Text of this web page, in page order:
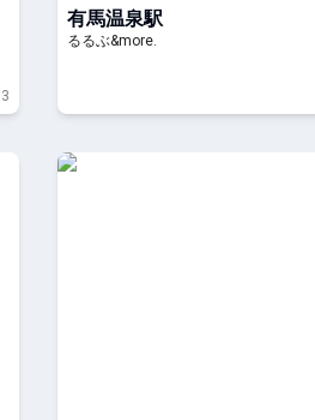
3
&more.
有馬温泉駅
るるぶ&more.